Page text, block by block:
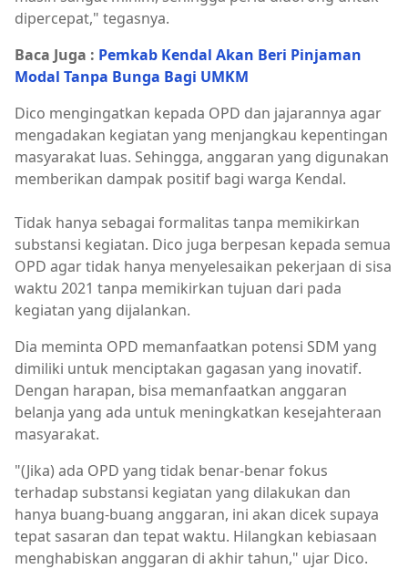
dipercepat," tegasnya.
Baca Juga : Pemkab Kendal Akan Beri Pinjaman
Modal Tanpa Bunga Bagi UMKM
Dico mengingatkan kepada OPD dan jajarannya agar
mengadakan kegiatan yang menjangkau kepentingan
masyarakat luas. Sehingga, anggaran yang digunakan
memberikan dampak positif bagi warga Kendal.
Tidak hanya sebagai formalitas tanpa memikirkan
substansi kegiatan. Dico juga berpesan kepada semua
OPD agar tidak hanya menyelesaikan pekerjaan di sisa
waktu 2021 tanpa memikirkan tujuan dari pada
kegiatan yang dijalankan.
Dia meminta OPD memanfaatkan potensi SDM yang
dimiliki untuk menciptakan gagasan yang inovatif.
Dengan harapan, bisa memanfaatkan anggaran
belanja yang ada untuk meningkatkan kesejahteraan
masyarakat.
"(Jika) ada OPD yang tidak benar-benar fokus
terhadap substansi kegiatan yang dilakukan dan
hanya buang-buang anggaran, ini akan dicek supaya
tepat sasaran dan tepat waktu. Hilangkan kebiasaan
menghabiskan anggaran di akhir tahun," ujar Dico.